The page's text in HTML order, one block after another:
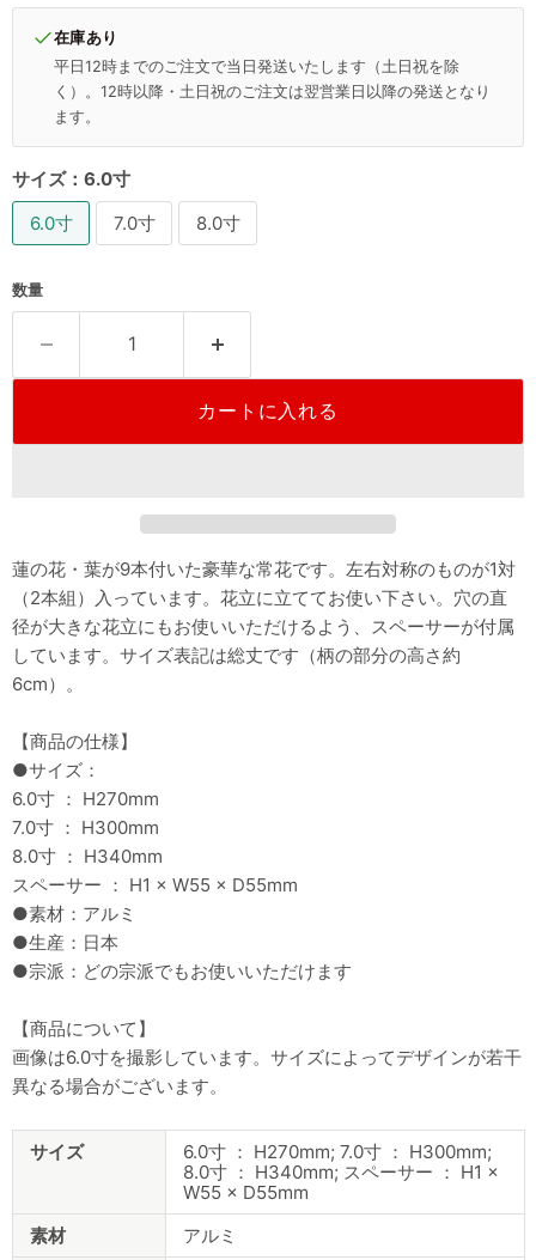
在庫あり
平日12時までのご注文で当日発送いたします（土日祝を除
く）。12時以降・土日祝のご注文は翌営業日以降の発送となり
ます。
サイズ： 6.0寸
6.0寸
7.0寸 8.0寸
数量
カートに入れる
蓮の花・葉が9本付いた豪華な常花です。左右対称のものが1対
（2本組）入っています。花立に立ててお使い下さい。穴の直
径が大きな花立にもお使いいただけるよう、スペーサーが付属
しています。サイズ表記は総丈です（柄の部分の高さ約
6cm）。
【商品の仕様】
●サイズ：
6.0寸 ： H270mm
7.0寸 ： H300mm
8.0寸 ： H340mm
スペーサー ： H1 × W55 × D55mm
●素材：アルミ
●生産：日本
●宗派：どの宗派でもお使いいただけます
【商品について】
画像は6.0寸を撮影しています。サイズによってデザインが若干
異なる場合がございます。
サイズ
6.0寸 ： H270mm; 7.0寸 ： H300mm;
8.0寸 ： H340mm; スペーサー ： H1 ×
W55 × D55mm
素材
アルミ